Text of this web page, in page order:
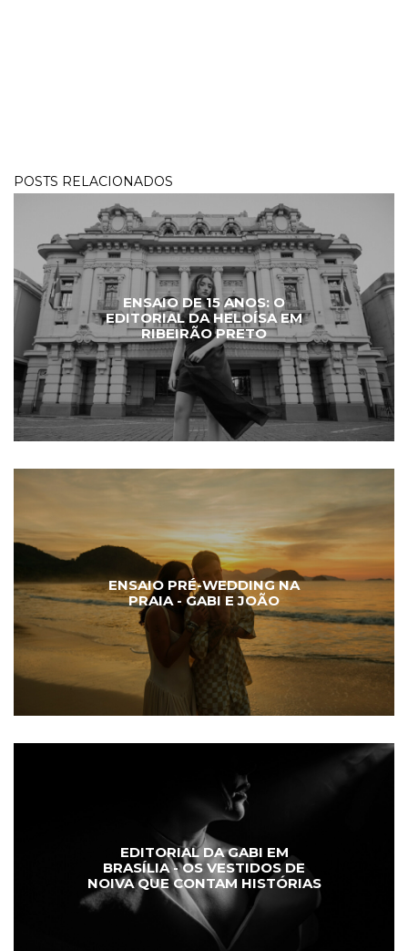
POSTS RELACIONADOS
ENSAIO DE 15 ANOS: O
EDITORIAL DA HELOÍSA EM
RIBEIRÃO PRETO
ENSAIO PRÉ-WEDDING NA
PRAIA - GABI E JOÃO
EDITORIAL DA GABI EM
BRASÍLIA - OS VESTIDOS DE
NOIVA QUE CONTAM HISTÓRIAS